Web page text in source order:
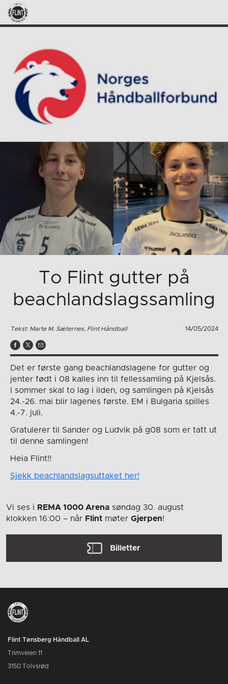
To Flint gutter på
beachlandslagssamling
Tekst: Marte M. Sæternes, Flint Håndball 14/05/2024
Det er første gang beachlandslagene for gutter og
jenter født i 08 kalles inn til fellessamling på Kjelsås.
I sommer skal to lag i ilden, og samlingen på Kjelsås
24.-26. mai blir lagenes første. EM i Bulgaria spilles
4.-7. juli.
Gratulerer til Sander og Ludvik på g08 som er tatt ut
til denne samlingen!
Heia Flint!!
Sjekk beachlandslagsuttaket her!
Vi ses i REMA 1000 Arena søndag 30. august
klokken 16:00 – når Flint møter Gjerpen!
Billetter
Flint Tønsberg Håndball AL
Trimveien 11
3150 Tolvsrød